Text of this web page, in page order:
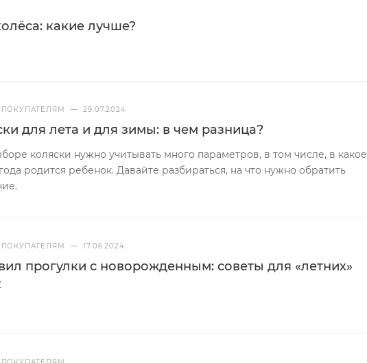
какие лучше?
— 29.07.2024
для лета и для зимы: в чем разница?
коляски нужно учитывать много параметров, в том числе, в какое
родится ребенок. Давайте разбираться, на что нужно обратить
— 17.06.2024
прогулки с новорожденным: советы для «летних»